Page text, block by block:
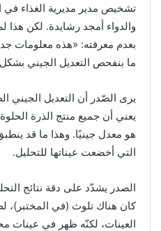
تشخيص مدير مديرية الغذاء في
والدواء أمجد رشايدة. لكن
بعدم معرفته: «هذه معلومات
ما بنفحص التعديل الجيني
يرى الصّدر أن التعديل الجيني
يعني أن جميع منتج الذرة
هو معدل جينيًا. وهذا ما قد
التي أخضعت عيناتها للتحليل.
الصدر يشدّد على دقة نتائج
كان هناك تلوث (في المختبر)،
العينات، لكنّه ظهر في عينات